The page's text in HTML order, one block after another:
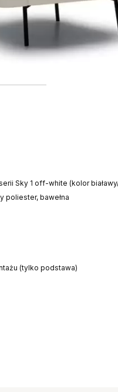
Sky 1 off-white (kolor
poliester, bawełna
(tylko podstawa)